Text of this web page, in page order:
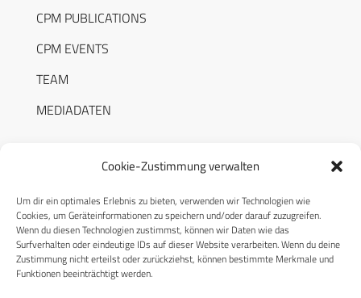
Cookie-Zustimmung verwalten
Um dir ein optimales Erlebnis zu bieten, verwenden wir Technologien wie
Cookies, um Geräteinformationen zu speichern und/oder darauf zuzugreifen.
Wenn du diesen Technologien zustimmst, können wir Daten wie das
Surfverhalten oder eindeutige IDs auf dieser Website verarbeiten. Wenn du deine
Zustimmung nicht erteilst oder zurückziehst, können bestimmte Merkmale und
Funktionen beeinträchtigt werden.
CPM PUBLICATIONS
CPM EVENTS
TEAM
MEDIADATEN
RECHTLICHES
Datenschutzerklärung
Cookie-Richtlinie (EU)